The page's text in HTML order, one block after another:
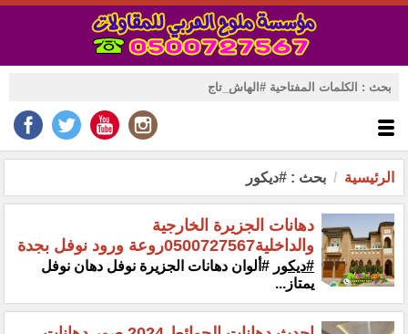
الرئيسية بحث : #ديكور
دهانات الجزيرة الخارجية
والداخلية0500727567روعة ورود نوفل بجدة
#ديكور ‎#ألوان دهانات الجزيرة نوفل دهان نوفل
يمتاز...